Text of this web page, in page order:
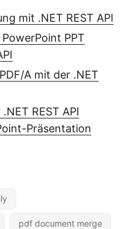
mit .NET REST API
PPT
A mit der .NET
REST API
Präsentation
pdf document merge